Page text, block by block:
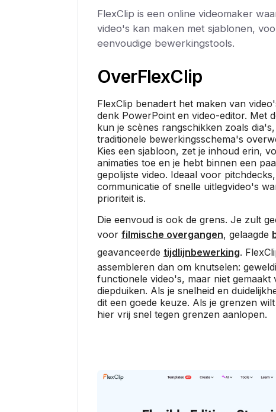
FlexClip is een online videomaker
video's kan maken met sjablonen,
eenvoudige bewerkingstools.
OverFlexClip
FlexClip benadert het maken van
denk PowerPoint en video-editor. Met
kun je scènes rangschikken zoals
traditionele bewerkingsschema's
Kies een sjabloon, zet je inhoud erin,
animaties toe en je hebt binnen een
gepolijste video. Ideaal voor
communicatie of snelle uitlegvideo's
prioriteit is.
Die eenvoud is ook de grens. Je zult
voor filmische overgangen, gelaagde
geavanceerde tijdlijnbewerking.
assembleren dan om knutselen:
functionele video's, maar niet gemaakt
diepduiken. Als je snelheid en
dit een goede keuze. Als je grenzen
hier vrij snel tegen grenzen aanlopen.